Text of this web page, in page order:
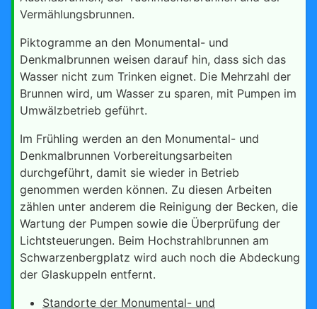
Vermählungsbrunnen.
Piktogramme an den Monumental- und
Denkmalbrunnen weisen darauf hin, dass sich das
Wasser nicht zum Trinken eignet. Die Mehrzahl der
Brunnen wird, um Wasser zu sparen, mit Pumpen im
Umwälzbetrieb geführt.
Im Frühling werden an den Monumental- und
Denkmalbrunnen Vorbereitungsarbeiten
durchgeführt, damit sie wieder in Betrieb
genommen werden können. Zu diesen Arbeiten
zählen unter anderem die Reinigung der Becken, die
Wartung der Pumpen sowie die Überprüfung der
Lichtsteuerungen. Beim Hochstrahlbrunnen am
Schwarzenbergplatz wird auch noch die Abdeckung
der Glaskuppeln entfernt.
Standorte der Monumental- und